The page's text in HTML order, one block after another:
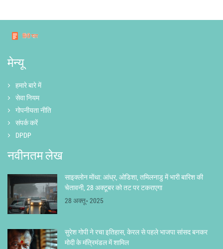
मेन्यू
हमारे बारे में
सेवा नियम
गोपनीयता नीति
संपर्क करें
DPDP
नवीनतम लेख
साइक्लोन मोंथा: आंध्र, ओडिशा, तमिलनाडु में भारी बारिश की
चेतावनी, 28 अक्टूबर को तट पर टकराएगा
28 अक्तू॰ 2025
सुरेश गोपी ने रचा इतिहास, केरल से पहले भाजपा सांसद बनकर
मोदी के मंत्रिमंडल में शामिल